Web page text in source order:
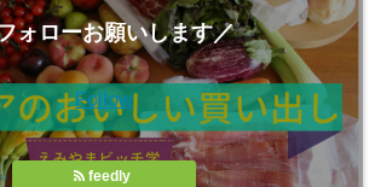
ォローお願いします／
Follow
feedly